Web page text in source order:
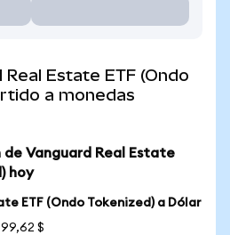
Estate ETF (Ondo
a monedas
de Vanguard Real Estate
hoy
ETF (Ondo Tokenized) a Dólar
$